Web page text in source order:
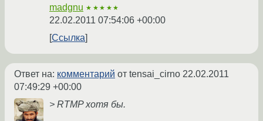
madgnu ★★★★★
22.02.2011 07:54:06 +00:00
Ссылка
Ответ на: комментарий от tensai_cirno 22.02.2011
07:49:29 +00:00
> RTMP хотя бы.